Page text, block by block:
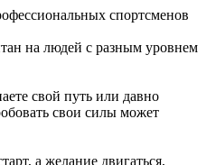
спортсменов
на людей с разным уровнем
свой путь или давно
свои силы может
а желание двигаться,